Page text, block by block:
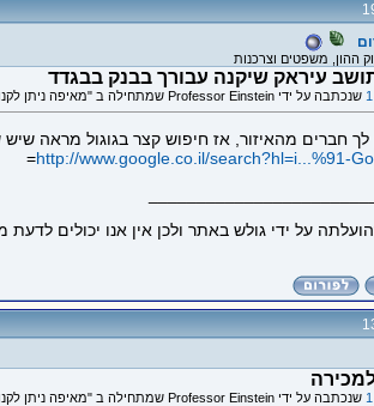
ההון, משפטים וצרכנות
עיראק שיקנה עבורך בבנק בבגדד
שנכתבה על ידי Professor Einstein שמתחילה ב "מאיפה ניתן לקנות דינר עירקי?"
חברים מהאיזור, אז חיפוש קצר בגוגול מראה
http://www.google.co.il/search?hl=i...%91-
=
שנכתבה על ידי Professor Einstein שמתחילה ב "מאיפה ניתן לקנות דינר עירקי?"